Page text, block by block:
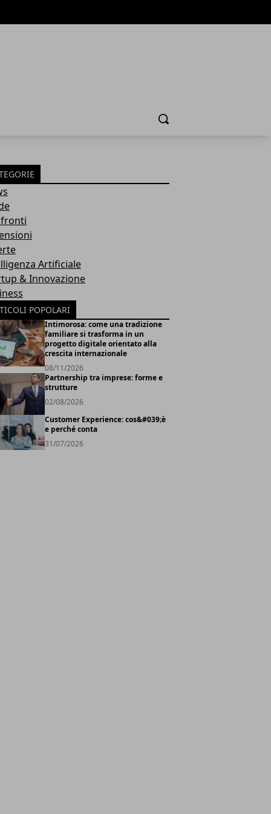
Cerca
Artificiale
& Innovazione
POPOLARI
Intimorosa: come una tradizione
familiare si trasforma in un
progetto digitale orientato alla
crescita internazionale
08/11/2026
Partnership tra imprese: forme e
strutture
02/08/2026
Customer Experience: cos&#039;è
e perché conta
31/07/2026